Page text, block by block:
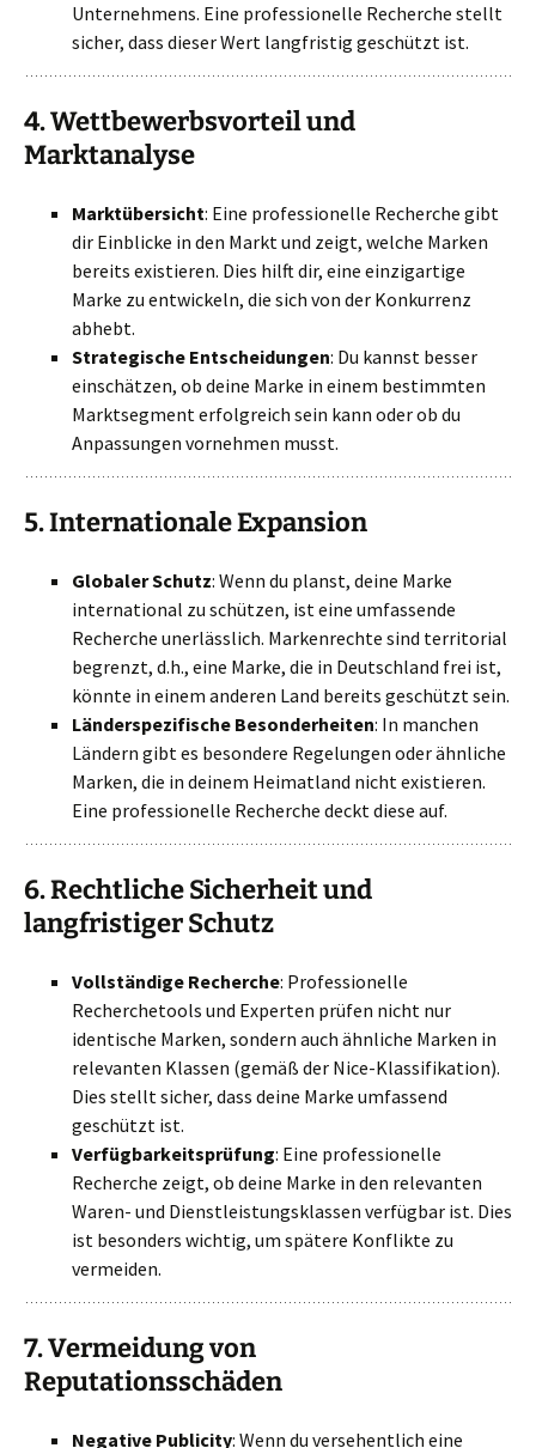
Unternehmens. Eine professionelle Recherche stellt
sicher, dass dieser Wert langfristig geschützt ist.
4.Wettbewerbsvorteil und
Marktanalyse
Marktübersicht: Eine professionelle Recherche gibt
dir Einblicke in den Markt und zeigt, welche Marken
bereits existieren. Dies hilft dir, eine einzigartige
Marke zu entwickeln, die sich von der Konkurrenz
abhebt.
Strategische Entscheidungen: Du kannst besser
einschätzen, ob deine Marke in einem bestimmten
Marktsegment erfolgreich sein kann oder ob du
Anpassungen vornehmen musst.
5.Internationale Expansion
Globaler Schutz: Wenn du planst, deine Marke
international zu schützen, ist eine umfassende
Recherche unerlässlich. Markenrechte sind territorial
begrenzt, d.h., eine Marke, die in Deutschland frei ist,
könnte in einem anderen Land bereits geschützt sein.
Länderspezifische Besonderheiten: In manchen
Ländern gibt es besondere Regelungen oder ähnliche
Marken, die in deinem Heimatland nicht existieren.
Eine professionelle Recherche deckt diese auf.
6.Rechtliche Sicherheit und
langfristiger Schutz
Vollständige Recherche: Professionelle
Recherchetools und Experten prüfen nicht nur
identische Marken, sondern auch ähnliche Marken in
relevanten Klassen (gemäß der Nice-Klassifikation).
Dies stellt sicher, dass deine Marke umfassend
geschützt ist.
Verfügbarkeitsprüfung: Eine professionelle
Recherche zeigt, ob deine Marke in den relevanten
Waren- und Dienstleistungsklassen verfügbar ist. Dies
ist besonders wichtig, um spätere Konflikte zu
vermeiden.
7.Vermeidung von
Reputationsschäden
Negative Publicity: Wenn du versehentlich eine